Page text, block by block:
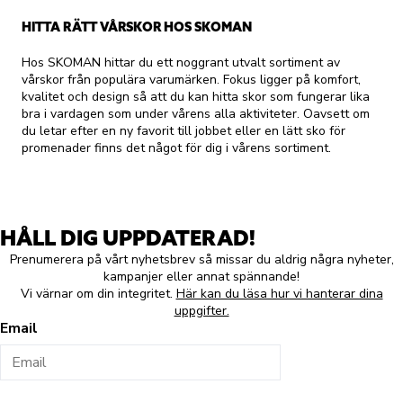
HITTA RÄTT VÅRSKOR HOS SKOMAN
Hos SKOMAN hittar du ett noggrant utvalt sortiment av
vårskor från populära varumärken. Fokus ligger på komfort,
kvalitet och design så att du kan hitta skor som fungerar lika
bra i vardagen som under vårens alla aktiviteter. Oavsett om
du letar efter en ny favorit till jobbet eller en lätt sko för
promenader finns det något för dig i vårens sortiment.
HÅLL DIG UPPDATERAD!
Prenumerera på vårt nyhetsbrev så missar du aldrig några nyheter,
kampanjer eller annat spännande!
Vi värnar om din integritet. Här kan du läsa hur vi hanterar dina
uppgifter.
Email